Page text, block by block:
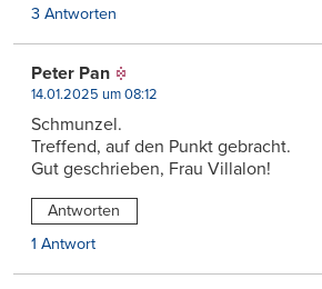
3 Antworten
Peter Pan
14.01.2025 um 08:12
Schmunzel.
Treffend, auf den Punkt gebracht.
Gut geschrieben, Frau Villalon!
Antworten
1 Antwort